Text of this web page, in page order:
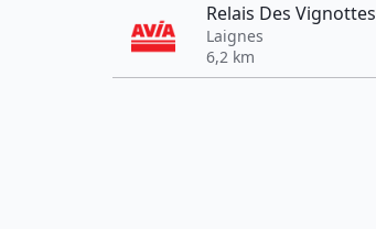
Relais Des Vignottes
Laignes
6,2 km